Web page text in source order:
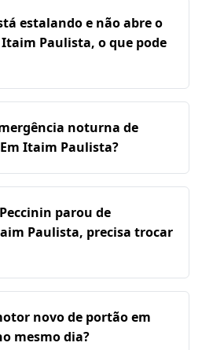
estalando e não abre o
Paulista, o que pode
noturna de
Itaim Paulista?
parou de
Paulista, precisa trocar
novo de portão em
mesmo dia?